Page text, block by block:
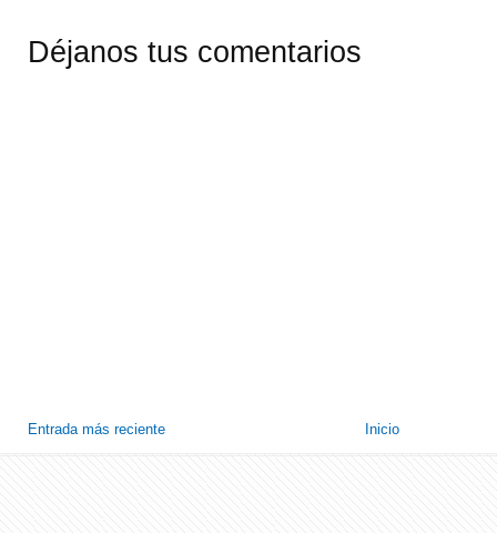
Déjanos tus comentarios
Entrada más reciente Inicio